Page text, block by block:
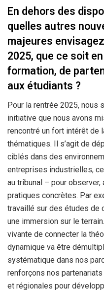
En dehors des
quelles autres
majeures
2025, que ce soit
formation, de
aux étudiants ?
Pour la rentrée 2025, nous
initiative que nous avons
rencontré un fort intérêt de
thématiques. Il s’agit de
ciblés dans des
entreprises industrielles,
au tribunal – pour observer,
pratiques concrètes. Par
travaillé sur des études de
une immersion sur le
vivante de connecter la
dynamique va être
systématique dans nos
renforçons nos
et régionales pour